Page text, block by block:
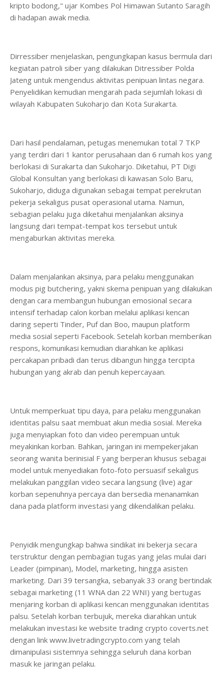
kripto bodong," ujar Kombes Pol Himawan Sutanto Saragih
di hadapan awak media.
Dirressiber menjelaskan, pengungkapan kasus bermula dari
kegiatan patroli siber yang dilakukan Ditressiber Polda
Jateng untuk mengendus aktivitas penipuan lintas negara.
Penyelidikan kemudian mengarah pada sejumlah lokasi di
wilayah Kabupaten Sukoharjo dan Kota Surakarta.
Dari hasil pendalaman, petugas menemukan total 7 TKP
yang terdiri dari 1 kantor perusahaan dan 6 rumah kos yang
berlokasi di Surakarta dan Sukoharjo. Diketahui, PT Digi
Global Konsultan yang berlokasi di kawasan Solo Baru,
Sukoharjo, diduga digunakan sebagai tempat perekrutan
pekerja sekaligus pusat operasional utama. Namun,
sebagian pelaku juga diketahui menjalankan aksinya
langsung dari tempat-tempat kos tersebut untuk
mengaburkan aktivitas mereka.
Dalam menjalankan aksinya, para pelaku menggunakan
modus pig butchering, yakni skema penipuan yang dilakukan
dengan cara membangun hubungan emosional secara
intensif terhadap calon korban melalui aplikasi kencan
daring seperti Tinder, Puf dan Boo, maupun platform
media sosial seperti Facebook. Setelah korban memberikan
respons, komunikasi kemudian diarahkan ke aplikasi
percakapan pribadi dan terus dibangun hingga tercipta
hubungan yang akrab dan penuh kepercayaan.
Untuk memperkuat tipu daya, para pelaku menggunakan
identitas palsu saat membuat akun media sosial. Mereka
juga menyiapkan foto dan video perempuan untuk
meyakinkan korban. Bahkan, jaringan ini mempekerjakan
seorang wanita berinisial F yang berperan khusus sebagai
model untuk menyediakan foto-foto persuasif sekaligus
melakukan panggilan video secara langsung (live) agar
korban sepenuhnya percaya dan bersedia menanamkan
dana pada platform investasi yang dikendalikan pelaku.
Penyidik mengungkap bahwa sindikat ini bekerja secara
terstruktur dengan pembagian tugas yang jelas mulai dari
Leader (pimpinan), Model, marketing, hingga asisten
marketing. Dari 39 tersangka, sebanyak 33 orang bertindak
sebagai marketing (11 WNA dan 22 WNI) yang bertugas
menjaring korban di aplikasi kencan menggunakan identitas
palsu. Setelah korban terbujuk, mereka diarahkan untuk
melakukan investasi ke website trading crypto coverts.net
dengan link www.livetradingcrypto.com yang telah
dimanipulasi sistemnya sehingga seluruh dana korban
masuk ke jaringan pelaku.